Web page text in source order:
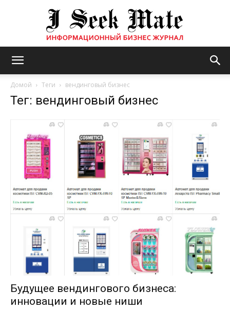
ISM
Домой Теги вендинговый бизнес
Тег: вендинговый бизнес
Будущее вендингового бизнеса:
инновации и новые ниши